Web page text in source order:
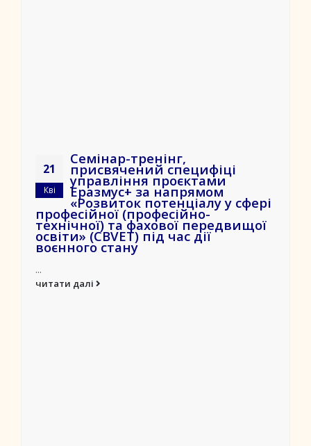
21
Кві
Семінар-тренінг,
присвячений специфіці
управління проєктами
Еразмус+ за напрямом
«Розвиток потенціалу у сфері
професійної (професійно-
технічної) та фахової передвищої
освіти» (CBVET) під час дії
воєнного стану
...
читати далі